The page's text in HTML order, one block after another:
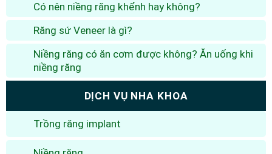
Có nên niềng răng khểnh hay không?
Răng sứ Veneer là gì?
Niềng răng có ăn cơm được không? Ăn uống khi
niềng răng
DỊCH VỤ NHA KHOA
Trồng răng implant